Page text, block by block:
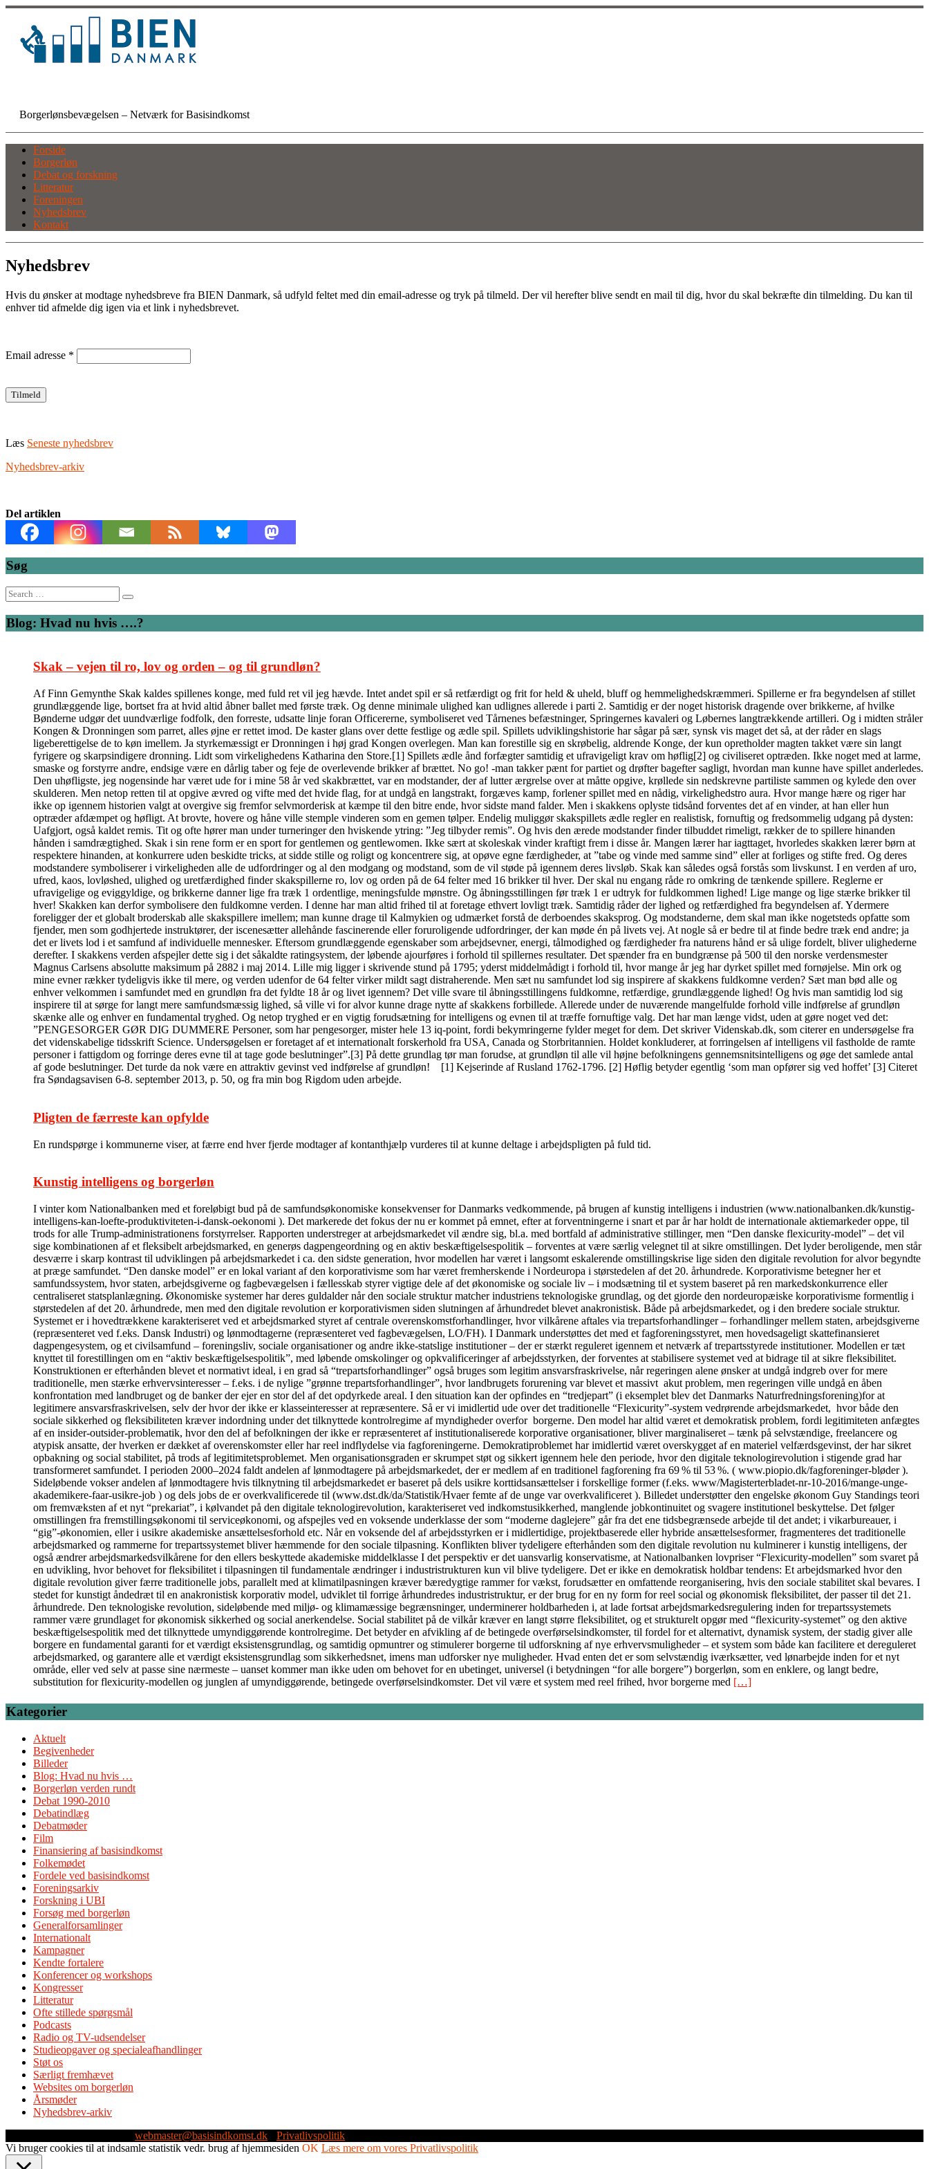
Skip
content
Borgerlønsbevægelsen – Netværk for Basisindkomst
Forside
Borgerløn
Debat og forskning
Litteratur
Foreningen
Nyhedsbrev
Kontakt
Nyhedsbrev
Hvis du ønsker at modtage nyhedsbreve fra BIEN Danmark, så udfyld feltet med din email-adresse og tryk på tilmeld. Der vil herefter blive sendt en mail til dig, hvor du skal bekræfte din tilmelding. Du kan til
enhver tid afmelde dig igen via et link i nyhedsbrevet.
Email adresse *
Læs Seneste nyhedsbrev
Nyhedsbrev-arkiv
Del artiklen
Søg
Search
for:
Blog: Hvad nu hvis ….?
Skak – vejen til ro, lov og orden – og til grundløn?
Af Finn Gemynthe Skak kaldes spillenes konge, med fuld ret vil jeg hævde. Intet andet spil er så retfærdigt og frit for held & uheld, bluff og hemmelighedskræmmeri. Spillerne er fra begyndelsen af stillet
grundlæggende lige, bortset fra at hvid altid åbner ballet med første træk. Og denne minimale ulighed kan udlignes allerede i parti 2. Samtidig er der noget historisk dragende over brikkerne, af hvilke
Bønderne udgør det uundværlige fodfolk, den forreste, udsatte linje foran Officererne, symboliseret ved Tårnenes befæstninger, Springernes kavaleri og Løbernes langtrækkende artilleri. Og i midten stråler
Kongen & Dronningen som parret, alles øjne er rettet imod. De kaster glans over dette festlige og ædle spil. Spillets udviklingshistorie har sågar på sær, synsk vis maget det så, at der råder en slags
ligeberettigelse de to køn imellem. Ja styrkemæssigt er Dronningen i høj grad Kongen overlegen. Man kan forestille sig en skrøbelig, aldrende Konge, der kun opretholder magten takket være sin langt
fyrigere og skarpsindigere dronning. Lidt som virkelighedens Katharina den Store.[1] Spillets ædle ånd forfægter samtidig et ufravigeligt krav om høflig[2] og civiliseret optræden. Ikke noget med at larme,
smaske og forstyrre andre, endsige være en dårlig taber og feje de overlevende brikker af brættet. No go! -man takker pænt for partiet og drøfter bagefter sagligt, hvordan man kunne have spillet anderledes.
Den uhøfligste, jeg nogensinde har været ude for i mine 58 år ved skakbrættet, var en modstander, der af lutter ærgrelse over at måtte opgive, krøllede sin nedskrevne partiliste sammen og kylede den over
skulderen. Men netop retten til at opgive ævred og vifte med det hvide flag, for at undgå en langstrakt, forgæves kamp, forlener spillet med en nådig, virkelighedstro aura. Hvor mange hære og riger har
ikke op igennem historien valgt at overgive sig fremfor selvmorderisk at kæmpe til den bitre ende, hvor sidste mand falder. Men i skakkens oplyste tidsånd forventes det af en vinder, at han eller hun
optræder afdæmpet og høfligt. At brovte, hovere og håne ville stemple vinderen som en gemen tølper. Endelig muliggør skakspillets ædle regler en realistisk, fornuftig og fredsommelig udgang på dysten:
Uafgjort, også kaldet remis. Tit og ofte hører man under turneringer den hviskende ytring: ”Jeg tilbyder remis”. Og hvis den ærede modstander finder tilbuddet rimeligt, rækker de to spillere hinanden
hånden i samdrægtighed. Skak i sin rene form er en sport for gentlemen og gentlewomen. Ikke sært at skoleskak vinder kraftigt frem i disse år. Mangen lærer har iagttaget, hvorledes skakken lærer børn at
respektere hinanden, at konkurrere uden beskidte tricks, at sidde stille og roligt og koncentrere sig, at opøve egne færdigheder, at ”tabe og vinde med samme sind” eller at forliges og stifte fred. Og deres
modstandere symboliserer i virkeligheden alle de udfordringer og al den modgang og modstand, som de vil støde på igennem deres livsløb. Skak kan således også forstås som livskunst. I en verden af uro,
ufred, kaos, lovløshed, ulighed og uretfærdighed finder skakspillerne ro, lov og orden på de 64 felter med 16 brikker til hver. Der skal nu engang råde ro omkring de tænkende spillere. Reglerne er
ufravigelige og eviggyldige, og brikkerne danner lige fra træk 1 ordentlige, meningsfulde mønstre. Og åbningsstillingen før træk 1 er udtryk for fuldkommen lighed! Lige mange og lige stærke brikker til
hver! Skakken kan derfor symbolisere den fuldkomne verden. I denne har man altid frihed til at foretage ethvert lovligt træk. Samtidig råder der lighed og retfærdighed fra begyndelsen af. Ydermere
foreligger der et globalt broderskab alle skakspillere imellem; man kunne drage til Kalmykien og udmærket forstå de derboendes skaksprog. Og modstanderne, dem skal man ikke nogetsteds opfatte som
fjender, men som godhjertede instruktører, der iscenesætter allehånde fascinerende eller foruroligende udfordringer, der kan møde én på livets vej. At nogle så er bedre til at finde bedre træk end andre; ja
det er livets lod i et samfund af individuelle mennesker. Eftersom grundlæggende egenskaber som arbejdsevner, energi, tålmodighed og færdigheder fra naturens hånd er så ulige fordelt, bliver ulighederne
derefter. I skakkens verden afspejler dette sig i det såkaldte ratingsystem, der løbende ajourføres i forhold til spillernes resultater. Det spænder fra en bundgrænse på 500 til den norske verdensmester
Magnus Carlsens absolutte maksimum på 2882 i maj 2014. Lille mig ligger i skrivende stund på 1795; yderst middelmådigt i forhold til, hvor mange år jeg har dyrket spillet med fornøjelse. Min ork og
mine evner rækker tydeligvis ikke til mere, og verden udenfor de 64 felter virker mildt sagt distraherende. Men sæt nu samfundet lod sig inspirere af skakkens fuldkomne verden? Sæt man bød alle og
enhver velkommen i samfundet med en grundløn fra det fyldte 18 år og livet igennem? Det ville svare til åbningsstillingens fuldkomne, retfærdige, grundlæggende lighed! Og hvis man samtidig lod sig
inspirere til at sørge for langt mere samfundsmæssig lighed, så ville vi for alvor kunne drage nytte af skakkens forbillede. Allerede under de nuværende mangelfulde forhold ville indførelse af grundløn
skænke alle og enhver en fundamental tryghed. Og netop tryghed er en vigtig forudsætning for intelligens og evnen til at træffe fornuftige valg. Det har man længe vidst, uden at gøre noget ved det:
”PENGESORGER GØR DIG DUMMERE Personer, som har pengesorger, mister hele 13 iq-point, fordi bekymringerne fylder meget for dem. Det skriver Videnskab.dk, som citerer en undersøgelse fra
det videnskabelige tidsskrift Science. Undersøgelsen er foretaget af et internationalt forskerhold fra USA, Canada og Storbritannien. Holdet konkluderer, at forringelsen af intelligens vil fastholde de ramte
personer i fattigdom og forringe deres evne til at tage gode beslutninger”.[3] På dette grundlag tør man forudse, at grundløn til alle vil højne befolkningens gennemsnitsintelligens og øge det samlede antal
af gode beslutninger. Det turde da nok være en attraktiv gevinst ved indførelse af grundløn! [1] Kejserinde af Rusland 1762-1796. [2] Høflig betyder egentlig ‘som man opfører sig ved hoffet’ [3] Citeret
fra Søndagsavisen 6-8. september 2013, p. 50, og fra min bog Rigdom uden arbejde.
Pligten de færreste kan opfylde
En rundspørge i kommunerne viser, at færre end hver fjerde modtager af kontanthjælp vurderes til at kunne deltage i arbejdspligten på fuld tid.
Kunstig intelligens og borgerløn
I vinter kom Nationalbanken med et foreløbigt bud på de samfundsøkonomiske konsekvenser for Danmarks vedkommende, på brugen af kunstig intelligens i industrien (www.nationalbanken.dk/kunstig-
intelligens-kan-loefte-produktiviteten-i-dansk-oekonomi ). Det markerede det fokus der nu er kommet på emnet, efter at forventningerne i snart et par år har holdt de internationale aktiemarkeder oppe, til
trods for alle Trump-administrationens forstyrrelser. Rapporten understreger at arbejdsmarkedet vil ændre sig, bl.a. med bortfald af administrative stillinger, men “Den danske flexicurity-model” – det vil
sige kombinationen af et fleksibelt arbejdsmarked, en generøs dagpengeordning og en aktiv beskæftigelsespolitik – forventes at være særlig velegnet til at sikre omstillingen. Det lyder beroligende, men står
desværre i skarp kontrast til udviklingen på arbejdsmarkedet i ca. den sidste generation, hvor modellen har været i langsomt eskalerende omstillingskrise lige siden den digitale revolution for alvor begyndte
at præge samfundet. “Den danske model” er en lokal variant af den korporativisme som har været fremherskende i Nordeuropa i størstedelen af det 20. århundrede. Korporativisme betegner her et
samfundssystem, hvor staten, arbejdsgiverne og fagbevægelsen i fællesskab styrer vigtige dele af det økonomiske og sociale liv – i modsætning til et system baseret på ren markedskonkurrence eller
centraliseret statsplanlægning. Økonomiske systemer har deres guldalder når den sociale struktur matcher industriens teknologiske grundlag, og det gjorde den nordeuropæiske korporativisme formentlig i
størstedelen af det 20. århundrede, men med den digitale revolution er korporativismen siden slutningen af århundredet blevet anakronistisk. Både på arbejdsmarkedet, og i den bredere sociale struktur.
Systemet er i hovedtrækkene karakteriseret ved et arbejdsmarked styret af centrale overenskomstforhandlinger, hvor vilkårene aftales via trepartsforhandlinger – forhandlinger mellem staten, arbejdsgiverne
(repræsenteret ved f.eks. Dansk Industri) og lønmodtagerne (repræsenteret ved fagbevægelsen, LO/FH). I Danmark understøttes det med et fagforeningsstyret, men hovedsageligt skattefinansieret
dagpengesystem, og et civilsamfund – foreningsliv, sociale organisationer og andre ikke-statslige institutioner – der er stærkt reguleret igennem et netværk af trepartsstyrede institutioner. Modellen er tæt
knyttet til forestillingen om en “aktiv beskæftigelsespolitik”, med løbende omskolinger og opkvalificeringer af arbejdsstyrken, der forventes at stabilisere systemet ved at bidrage til at sikre fleksibilitet.
Konstruktionen er efterhånden blevet et normativt ideal, i en grad så “trepartsforhandlinger” også bruges som legitim ansvarsfraskrivelse, når regeringen alene ønsker at undgå indgreb over for mere
traditionelle, men stærke erhvervsinteresser – f.eks. i de nylige ”grønne trepartsforhandlinger”, hvor landbrugets forurening var blevet et massivt akut problem, men regeringen ville undgå en åben
konfrontation med landbruget og de banker der ejer en stor del af det opdyrkede areal. I den situation kan der opfindes en “tredjepart” (i eksemplet blev det Danmarks Naturfredningsforening)for at
legitimere ansvarsfraskrivelsen, selv der hvor der ikke er klasseinteresser at repræsentere. Så er vi imidlertid ude over det traditionelle “Flexicurity”-system vedrørende arbejdsmarkedet, hvor både den
sociale sikkerhed og fleksibiliteten kræver indordning under det tilknyttede kontrolregime af myndigheder overfor borgerne. Den model har altid været et demokratisk problem, fordi legitimiteten anfægtes
af en insider-outsider-problematik, hvor den del af befolkningen der ikke er repræsenteret af institutionaliserede korporative organisationer, bliver marginaliseret – tænk på selvstændige, freelancere og
atypisk ansatte, der hverken er dækket af overenskomster eller har reel indflydelse via fagforeningerne. Demokratiproblemet har imidlertid været overskygget af en materiel velfærdsgevinst, der har sikret
opbakning og social stabilitet, på trods af legitimitetsproblemet. Men organisationsgraden er skrumpet støt og sikkert igennem hele den periode, hvor den digitale teknologirevolution i stigende grad har
transformeret samfundet. I perioden 2000–2024 faldt andelen af lønmodtagere på arbejdsmarkedet, der er medlem af en traditionel fagforening fra 69 % til 53 %. ( www.piopio.dk/fagforeninger-bløder ).
Sideløbende vokser andelen af lønmodtagere hvis tilknytning til arbejdsmarkedet er baseret på dels usikre korttidsansættelser i forskellige former (f.eks. www/Magisterterbladet-nr-10-2016/mange-unge-
akademikere-faar-usikre-job ) og dels jobs de er overkvalificerede til (www.dst.dk/da/Statistik/Hvaer femte af de unge var overkvalificeret ). Billedet understøtter den engelske økonom Guy Standings teori
om fremvæksten af et nyt “prekariat”, i kølvandet på den digitale teknologirevolution, karakteriseret ved indkomstusikkerhed, manglende jobkontinuitet og svagere institutionel beskyttelse. Det følger
omstillingen fra fremstillingsøkonomi til serviceøkonomi, og afspejles ved en voksende underklasse der som “moderne daglejere” går fra det ene tidsbegrænsede arbejde til det andet; i vikarbureauer, i
“gig”-økonomien, eller i usikre akademiske ansættelsesforhold etc. Når en voksende del af arbejdsstyrken er i midlertidige, projektbaserede eller hybride ansættelsesformer, fragmenteres det traditionelle
arbejdsmarked og rammerne for trepartssystemet bliver hæmmende for den sociale tilpasning. Konflikten bliver tydeligere efterhånden som den digitale revolution nu kulminerer i kunstig intelligens, der
også ændrer arbejdsmarkedsvilkårene for den ellers beskyttede akademiske middelklasse I det perspektiv er det uansvarlig konservatisme, at Nationalbanken lovpriser “Flexicurity-modellen” som svaret på
en udvikling, hvor behovet for fleksibilitet i tilpasningen til fundamentale ændringer i industristrukturen kun vil blive tydeligere. Det er ikke en demokratisk holdbar tendens: Et arbejdsmarked hvor den
digitale revolution giver færre traditionelle jobs, parallelt med at klimatilpasningen kræver bæredygtige rammer for vækst, forudsætter en omfattende reorganisering, hvis den sociale stabilitet skal bevares. I
stedet for kunstigt åndedræt til en anakronistisk korporativ model, udviklet til forrige århundredes industristruktur, er der brug for en ny form for reel social og økonomisk fleksibilitet, der passer til det 21.
århundrede. Den teknologiske revolution, sideløbende med miljø- og klimamæssige begrænsninger, underminerer holdbarheden i, at lade fortsat arbejdsmarkedsregulering inden for trepartssystemets
rammer være grundlaget for økonomisk sikkerhed og social anerkendelse. Social stabilitet på de vilkår kræver en langt større fleksibilitet, og et strukturelt opgør med “flexicurity-systemet” og den aktive
beskæftigelsespolitik med det tilknyttede umyndiggørende kontrolregime. Det betyder en afvikling af de betingede overførselsindkomster, til fordel for et alternativt, dynamisk system, der stadig giver alle
borgere en fundamental garanti for et værdigt eksistensgrundlag, og samtidig opmuntrer og stimulerer borgerne til udforskning af nye erhvervsmuligheder – et system som både kan facilitere et dereguleret
arbejdsmarked, og garantere alle et værdigt eksistensgrundlag som sikkerhedsnet, imens man udforsker nye muligheder. Hvad enten det er som selvstændig iværksætter, ved lønarbejde inden for et nyt
område, eller ved selv at passe sine nærmeste – uanset kommer man ikke uden om behovet for en ubetinget, universel (i betydningen “for alle borgere”) borgerløn, som en enklere, og langt bedre,
substitution for flexicurity-modellen og junglen af umyndiggørende, betingede overførselsindkomster. Det vil være et system med reel frihed, hvor borgerne med […]
Kategorier
Aktuelt
Begivenheder
Billeder
Blog: Hvad nu hvis …
Borgerløn verden rundt
Debat 1990-2010
Debatindlæg
Debatmøder
Film
Finansiering af basisindkomst
Folkemødet
Fordele ved basisindkomst
Foreningsarkiv
Forskning i UBI
Forsøg med borgerløn
Generalforsamlinger
Internationalt
Kampagner
Kendte fortalere
Konferencer og workshops
Kongresser
Litteratur
Ofte stillede spørgsmål
Podcasts
Radio og TV-udsendelser
Studieopgaver og specialeafhandlinger
Støt os
Særligt fremhævet
Websites om borgerløn
Årsmøder
Nyhedsbrev-arkiv
webmaster@basisindkomst.dk
Privatlivspolitik
Vi bruger cookies til at indsamle statistik vedr. brug af hjemmesiden OK Læs mere om vores Privatlivspolitik